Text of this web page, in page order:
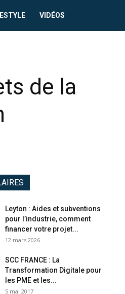
VIDÉOS
de la
Leyton : Aides et subventions
pour l’industrie, comment
financer votre projet...
12 mars 2026
SCC FRANCE : La
Transformation Digitale pour
les PME et les...
5 mai 2017